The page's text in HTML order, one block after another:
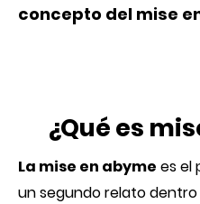
concepto del mise
¿Qué es
La mise en abyme es el
un segundo relato